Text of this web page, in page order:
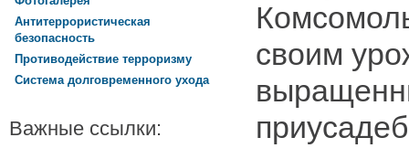
своим
Антитеррористическая
безопасность
Противодействие терроризму
Система долговременного ухода
Важные ссылки: